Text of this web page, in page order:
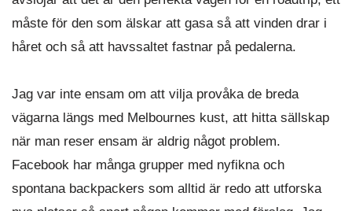
måste för den som älskar att gasa så att vinden drar i
håret och så att havssaltet fastnar på pedalerna.
Jag var inte ensam om att vilja provåka de breda
vägarna längs med Melbournes kust, att hitta sällskap
när man reser ensam är aldrig något problem.
Facebook har många grupper med nyfikna och
spontana backpackers som alltid är redo att utforska